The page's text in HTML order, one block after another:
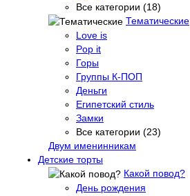
Все категории (18)
Тематические
Love is
Pop it
Горы
Группы К-ПОП
Деньги
Египетский стиль
Замки
Все категории (23)
Двум именинникам
Детские торты
Какой повод?
День рождения